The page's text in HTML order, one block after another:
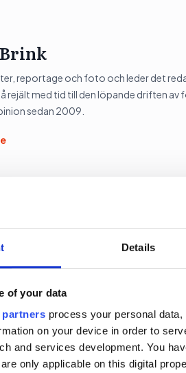
Details
of your data
partners process your personal
on your device in order to
and services development. You
only applicable on this digital
reportage och foto och leder det
rejält med tid till den löpande driften av
sedan 2009.
team behöver för att